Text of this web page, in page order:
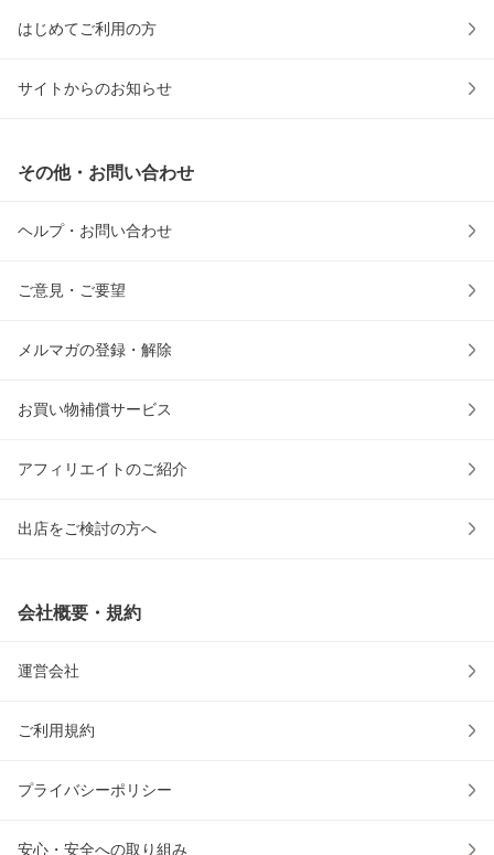
はじめてご利用の方
サイトからのお知らせ
その他・お問い合わせ
ヘルプ・お問い合わせ
ご意見・ご要望
メルマガの登録・解除
お買い物補償サービス
アフィリエイトのご紹介
出店をご検討の方へ
会社概要・規約
運営会社
ご利用規約
プライバシーポリシー
安心・安全への取り組み